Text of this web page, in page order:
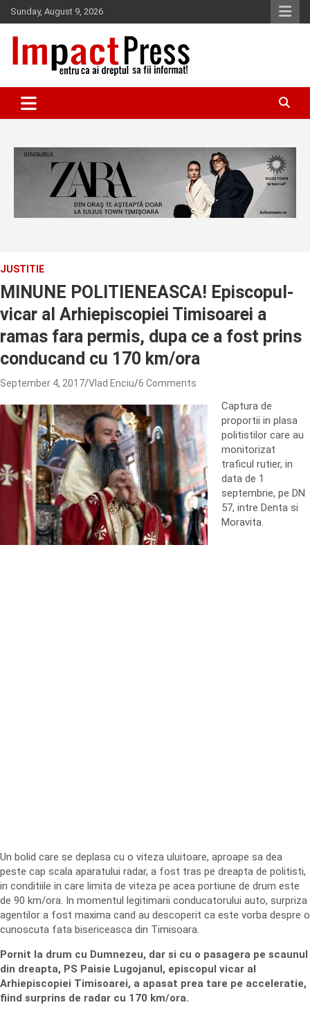
Skip
to
content
Sunday, August 9, 2026
IMPACTPRESS
JUSTITIE
MINUNE POLITIENEASCA! Episcopul-
vicar al Arhiepiscopiei Timisoarei a
ramas fara permis, dupa ce a fost prins
conducand cu 170 km/ora
September 4, 2017 Vlad Enciu 6 Comments
Captura de
proportii in plasa
politistilor care au
monitorizat
traficul rutier, in
data de 1
septembrie, pe DN
57, intre Denta si
Moravita.
Un bolid care se deplasa cu o viteza uluitoare, aproape sa dea
peste cap scala aparatului radar, a fost tras pe dreapta de politisti,
in conditiile in care limita de viteza pe acea portiune de drum este
de 90 km/ora. In momentul legitimarii conducatorului auto, surpriza
agentilor a fost maxima cand au descoperit ca este vorba despre o
cunoscuta fata bisericeasca din Timisoara.
Pornit la drum cu Dumnezeu, dar si cu o pasagera pe scaunul
din dreapta, PS Paisie Lugojanul, episcopul vicar al
Arhiepiscopiei Timisoarei, a apasat prea tare pe acceleratie,
fiind surprins de radar cu 170 km/ora.